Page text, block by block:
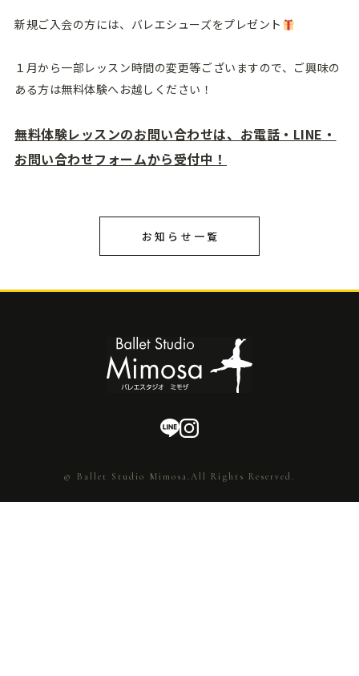
新規ご入会の方には、バレエシューズをプレゼント
１月から一部レッスン時間の変更等ございますので、ご興味の
ある方は無料体験へお越しください！
無料体験レッスンのお問い合わせは、お電話・LINE・
お問い合わせフォームから受付中！
お知らせ一覧
© Ballet Studio Mimosa.All Rights Reserved.